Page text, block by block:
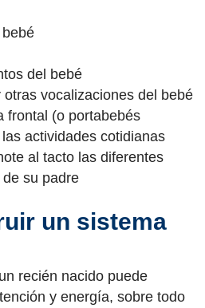
del bebé
vocalizaciones del bebé
frontal (o portabebés
actividades cotidianas
al tacto las diferentes
su padre
un sistema
recién nacido puede
y energía, sobre todo